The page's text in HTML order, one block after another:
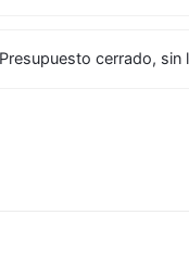
Presupuesto cerrado, sin